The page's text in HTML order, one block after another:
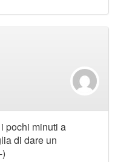
pochi minuti a
di dare un